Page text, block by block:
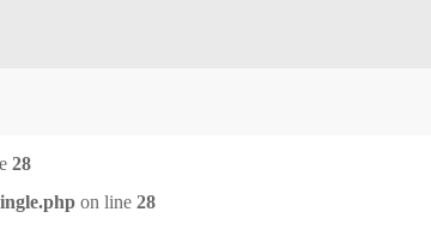
28
on line 28